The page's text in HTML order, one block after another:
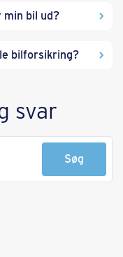
bil ud?
bilforsikring?
svar
Søg